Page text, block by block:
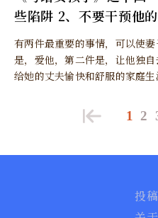
些陷阱 2、不要干预
有两件最重要的事情，可以使
是，爱他，第二件是，让他独
给她的丈夫愉快和舒服的家庭
力而获得成功了，至少训练也会
1 2
投